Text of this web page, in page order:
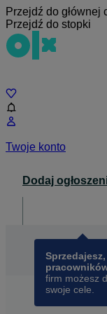
Przejdź do głównej
Przejdź do stopki
Twoje konto
Dodaj
firm możesz
swoje cele.